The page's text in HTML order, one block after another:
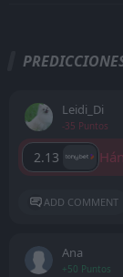
Leidi_Di
-35 Puntos
2.13
ADD COMMENT
Ana
+50 Puntos